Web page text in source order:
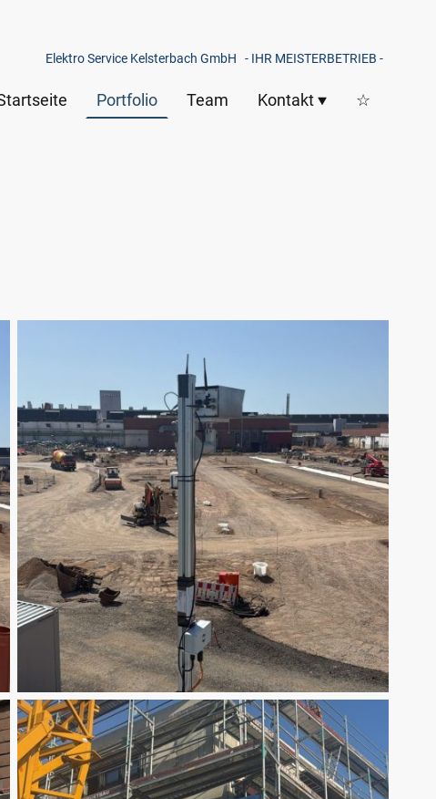
Elektro Service Kelsterbach GmbH - IHR MEISTERBETRIEB -
Portfolio Team Kontakt ☆